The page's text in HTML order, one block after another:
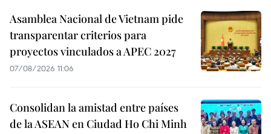
Asamblea Nacional de Vietnam pide
transparentar criterios para
proyectos vinculados a APEC 2027
07/08/2026 11:06
Consolidan la amistad entre países
de la ASEAN en Ciudad Ho Chi Minh